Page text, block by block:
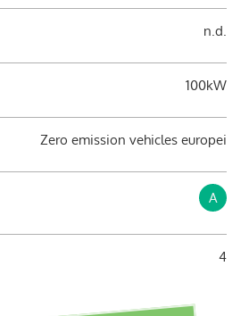
n.d.
100kW
Zero emission vehicles europei
A
4